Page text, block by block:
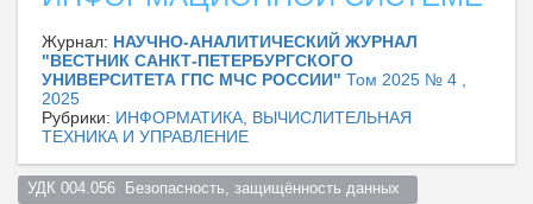
Журнал: НАУЧНО-АНАЛИТИЧЕСКИЙ ЖУРНАЛ
"ВЕСТНИК САНКТ-ПЕТЕРБУРГСКОГО
УНИВЕРСИТЕТА ГПС МЧС РОССИИ" Том 2025 № 4 ,
2025
Рубрики: ИНФОРМАТИКА, ВЫЧИСЛИТЕЛЬНАЯ
ТЕХНИКА И УПРАВЛЕНИЕ
УДК 004.056  Безопасность, защищённость данных